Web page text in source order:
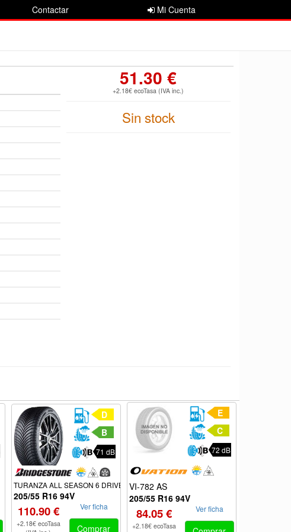
Contactar Mi Cuenta
51.30 €
+2.18€ ecoTasa (IVA inc.)
Sin stock
D
B
71 dB
TURANZA ALL SEASON 6 DRIVEGUARD RFT
205/55 R16 94V
110.90 €
+2.18€ ecoTasa
Ver ficha
Comprar
E
C
72 dB
VI-782 AS
205/55 R16 94V
84.05 €
+2.18€ ecoTasa
Ver ficha